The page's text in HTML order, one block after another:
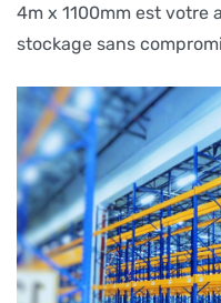
4m x 1100mm est votre
stockage sans